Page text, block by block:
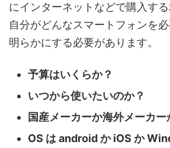
にインターネットなどで購入す
自分がどんなスマートフォンを
明らかにする必要があります。
予算はいくらか？
いつから使いたいのか？
国産メーカーか海外メーカー
OS は android か iOS か